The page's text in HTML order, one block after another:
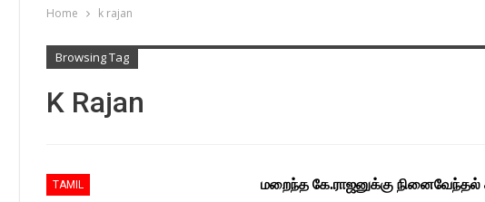
Home k rajan
Browsing Tag
K Rajan
TAMIL
மறைந்த கே.ராஜனுக்கு